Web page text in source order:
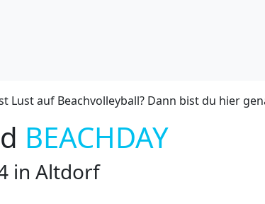
Lust auf Beachvolleyball? Dann bist du hier
BEACHDAY
in Altdorf